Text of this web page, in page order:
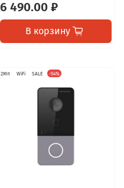
6 490.00 ₽
В корзину
2Мп WiFi SALE -54%